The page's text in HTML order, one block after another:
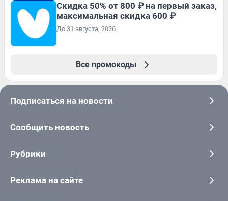
Скидка 50% от 800 ₽ на первый заказ,
максимальная скидка 600 ₽
До 31 августа, 2026
Все промокоды
Подписаться на новости
Сообщить новость
Рубрики
Реклама на сайте